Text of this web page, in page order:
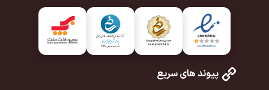
پیوند های سریع